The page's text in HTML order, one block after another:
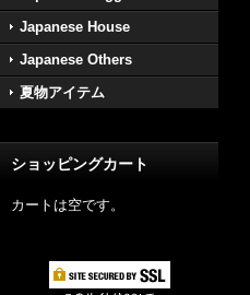
Japanese House
Japanese Others
夏物アイテム
ショッピングカート
カートは空です。